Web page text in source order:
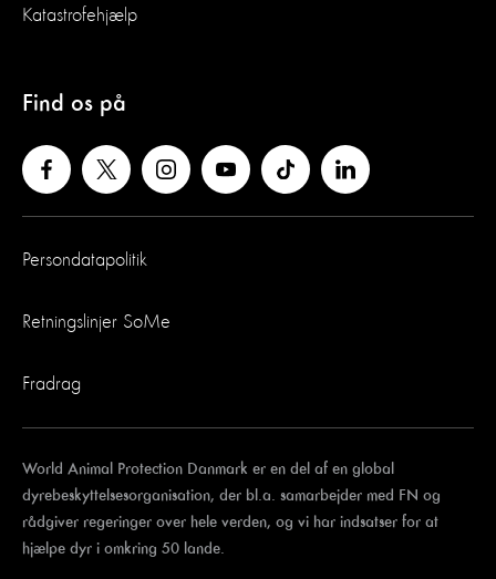
Katastrofehjælp
Find os på
Persondatapolitik
Retningslinjer SoMe
Fradrag
World Animal Protection Danmark er en del af en global
dyrebeskyttelsesorganisation, der bl.a. samarbejder med FN og
rådgiver regeringer over hele verden, og vi har indsatser for at
hjælpe dyr i omkring 50 lande.